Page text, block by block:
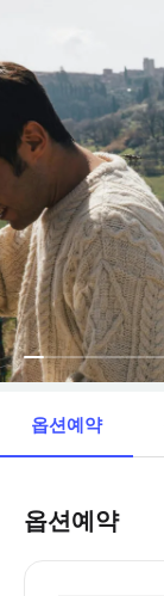
옵션예약
옵션예약